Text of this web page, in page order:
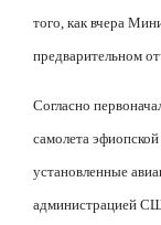
того, как вчера
предварительном
Согласно
самолета
установленные
администрацией